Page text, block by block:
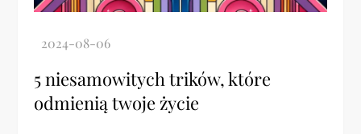
5 niesamowitych trików, które
odmienią twoje życie